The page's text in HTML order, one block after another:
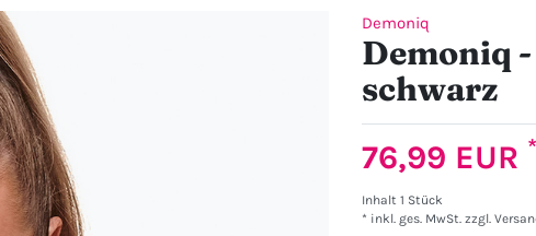
Demoniq
Demoniq
schwarz
76,99 EUR *
Inhalt 1 Stück
* inkl. ges. MwSt. zzgl.